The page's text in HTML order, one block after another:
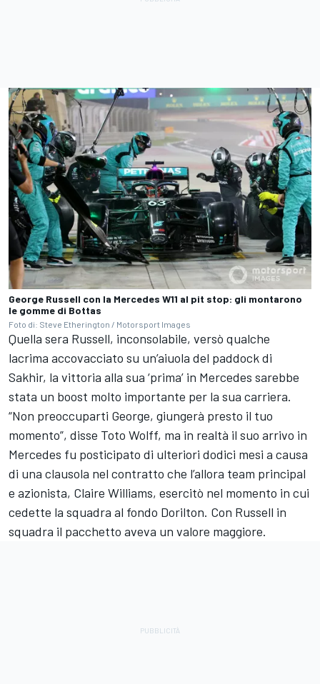
George Russell con la Mercedes W11 al pit stop: gli montarono
le gomme di Bottas
Foto di: Steve Etherington / Motorsport Images
Quella sera Russell, inconsolabile, versò qualche
lacrima accovacciato su un’aiuola del paddock di
Sakhir, la vittoria alla sua ‘prima’ in Mercedes sarebbe
stata un boost molto importante per la sua carriera.
“Non preoccuparti George, giungerà presto il tuo
momento”, disse Toto Wolff, ma in realtà il suo arrivo in
Mercedes fu posticipato di ulteriori dodici mesi a causa
di una clausola nel contratto che l’allora team principal
e azionista, Claire Williams, esercitò nel momento in cui
cedette la squadra al fondo Dorilton. Con Russell in
squadra il pacchetto aveva un valore maggiore.